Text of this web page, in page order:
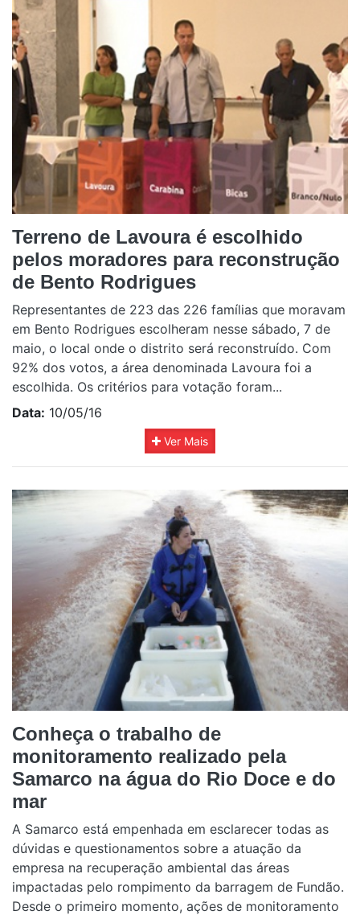
Terreno de Lavoura é escolhido
pelos moradores para reconstrução
de Bento Rodrigues
Representantes de 223 das 226 famílias que moravam
em Bento Rodrigues escolheram nesse sábado, 7 de
maio, o local onde o distrito será reconstruído. Com
92% dos votos, a área denominada Lavoura foi a
escolhida. Os critérios para votação foram...
Data: 10/05/16
Ver Mais
Conheça o trabalho de
monitoramento realizado pela
Samarco na água do Rio Doce e do
mar
A Samarco está empenhada em esclarecer todas as
dúvidas e questionamentos sobre a atuação da
empresa na recuperação ambiental das áreas
impactadas pelo rompimento da barragem de Fundão.
Desde o primeiro momento, ações de monitoramento